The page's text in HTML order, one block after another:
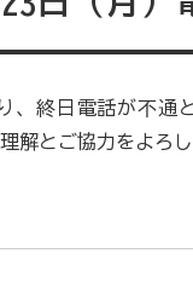
、終日電話が不通
解とご協力をよろ